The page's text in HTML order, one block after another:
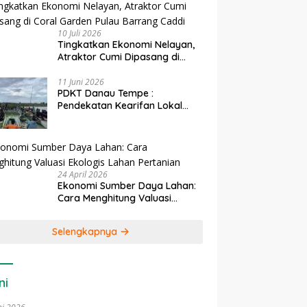
10 Juli 2026
Tingkatkan Ekonomi Nelayan,
Atraktor Cumi Dipasang di
Caddi
11 Juni 2026
PDKT Danau Tempe :
Pendekatan Kearifan Lokal
24 April 2026
Ekonomi Sumber Daya Lahan:
Cara Menghitung Valuasi
Selengkapnya